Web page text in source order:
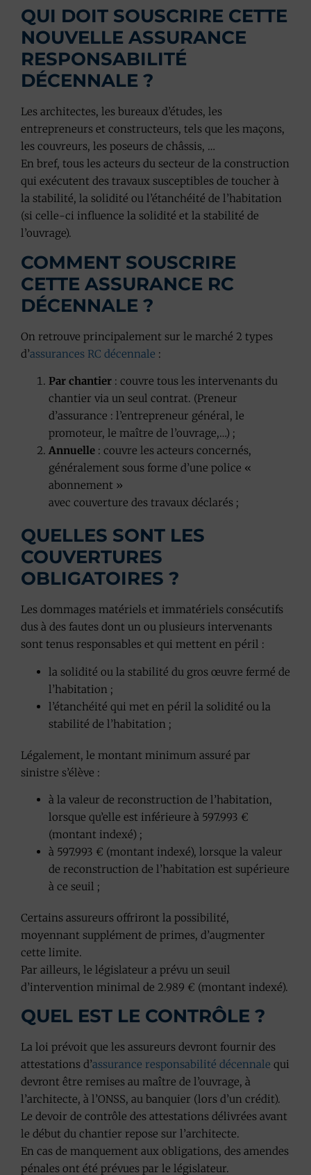
QUI DOIT SOUSCRIRE CETTE
NOUVELLE ASSURANCE
RESPONSABILITÉ
DÉCENNALE ?
Les architectes, les bureaux d’études, les
entrepreneurs et constructeurs, tels que les maçons,
les couvreurs, les poseurs de châssis, …
En bref, tous les acteurs du secteur de la construction
qui exécutent des travaux susceptibles de toucher à
la stabilité, la solidité ou l’étanchéité de l’habitation
(si celle-ci influence la solidité et la stabilité de
l’ouvrage).
COMMENT SOUSCRIRE
CETTE ASSURANCE RC
DÉCENNALE ?
On retrouve principalement sur le marché 2 types
d’assurances RC décennale :
Par chantier : couvre tous les intervenants du
chantier via un seul contrat. (Preneur
d’assurance : l’entrepreneur général, le
promoteur, le maître de l’ouvrage,…) ;
Annuelle : couvre les acteurs concernés,
généralement sous forme d’une police «
abonnement »
avec couverture des travaux déclarés ;
QUELLES SONT LES
COUVERTURES
OBLIGATOIRES ?
Les dommages matériels et immatériels consécutifs
dus à des fautes dont un ou plusieurs intervenants
sont tenus responsables et qui mettent en péril :
la solidité ou la stabilité du gros œuvre fermé de
l’habitation ;
l’étanchéité qui met en péril la solidité ou la
stabilité de l’habitation ;
Légalement, le montant minimum assuré par
sinistre s’élève :
à la valeur de reconstruction de l’habitation,
lorsque qu’elle est inférieure à 597.993 €
(montant indexé) ;
à 597.993 € (montant indexé), lorsque la valeur
de reconstruction de l’habitation est supérieure
à ce seuil ;
Certains assureurs offriront la possibilité,
moyennant supplément de primes, d’augmenter
cette limite.
Par ailleurs, le législateur a prévu un seuil
d’intervention minimal de 2.989 € (montant indexé).
QUEL EST LE CONTRÔLE ?
La loi prévoit que les assureurs devront fournir des
attestations d’assurance responsabilité décennale qui
devront être remises au maître de l’ouvrage, à
l’architecte, à l’ONSS, au banquier (lors d’un crédit).
Le devoir de contrôle des attestations délivrées avant
le début du chantier repose sur l’architecte.
En cas de manquement aux obligations, des amendes
pénales ont été prévues par le législateur.